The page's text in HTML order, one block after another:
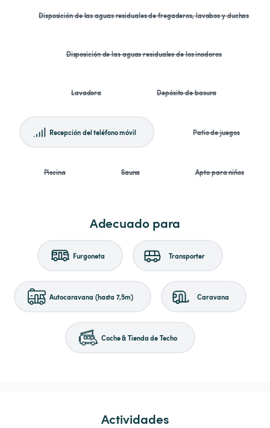
Disposición de las aguas residuales de fregaderos, lavabos y duchas
Disposición de las aguas residuales de los inodoros
Lavadora Depósito de basura
Recepción del teléfono móvil Patio de juegos
Piscina Sauna Apto para niños
Adecuado para
Furgoneta Transporter
Autocaravana (hasta 7,5m) Caravana
Coche & Tienda de Techo
Actividades